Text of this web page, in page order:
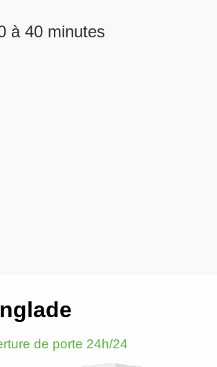
à 40 minutes
de porte 24h/24